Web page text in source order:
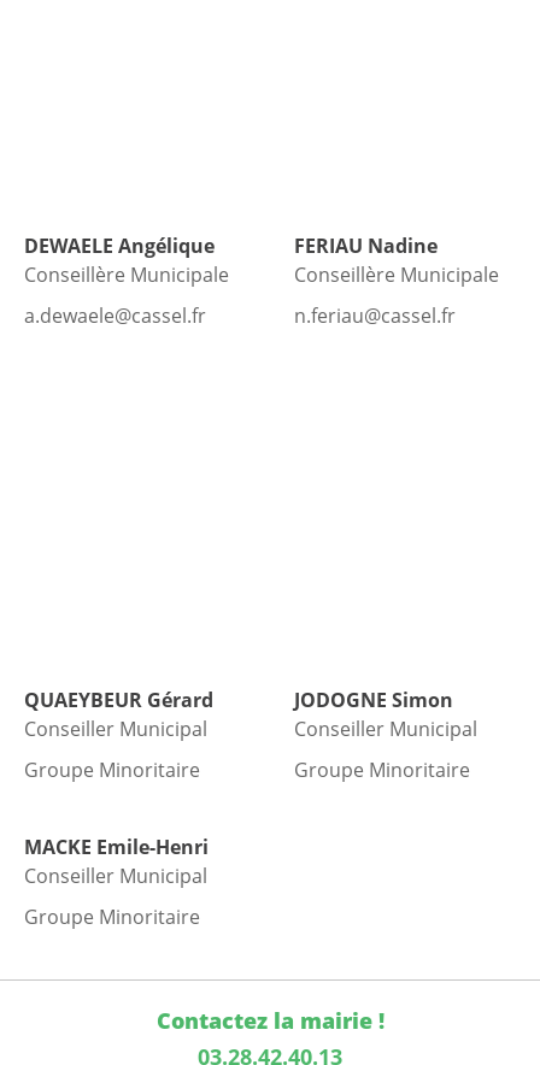
DEWAELE Angélique
Conseillère Municipale
a.dewaele@cassel.fr
FERIAU Nadine
Conseillère Municipale
n.feriau@cassel.fr
QUAEYBEUR Gérard
Conseiller Municipal
Groupe Minoritaire
JODOGNE Simon
Conseiller Municipal
Groupe Minoritaire
MACKE Emile-Henri
Conseiller Municipal
Groupe Minoritaire
Contactez la mairie !
03.28.42.40.13